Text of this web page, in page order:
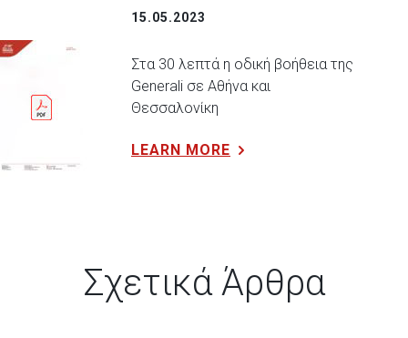
15.05.2023
Στα 30 λεπτά η οδική βοήθεια της
Generali σε Αθήνα και
Θεσσαλονίκη
LEARN MORE
Σχετικά Άρθρα